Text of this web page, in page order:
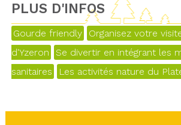
PLUS D'INFOS
Gourde friendly
Organisez votre
d'Yzeron
Se divertir en intégrant les
sanitaires
Les activités nature du